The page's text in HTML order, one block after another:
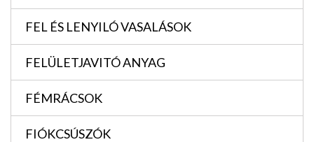
FEL ÉS LENYILÓ VASALÁSOK
FELÜLETJAVITÓ ANYAG
FÉMRÁCSOK
FIÓKCSÚSZÓK